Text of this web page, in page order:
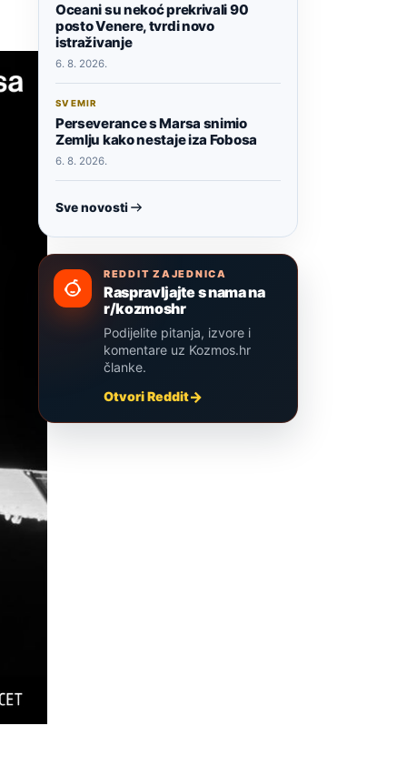
Oceani su nekoć prekrivali 90
posto Venere, tvrdi novo
istraživanje
6. 8. 2026.
SVEMIR
Perseverance s Marsa snimio
Zemlju kako nestaje iza Fobosa
6. 8. 2026.
Sve novosti
REDDIT ZAJEDNICA
Raspravljajte s nama na
r/kozmoshr
Podijelite pitanja, izvore i
komentare uz Kozmos.hr
članke.
Otvori Reddit